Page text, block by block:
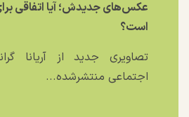
عکس‌های جدیدش؛ آیا اتفاقی
است؟
تصاویری جدید از آریانا
اجتماعی منتشرشده...